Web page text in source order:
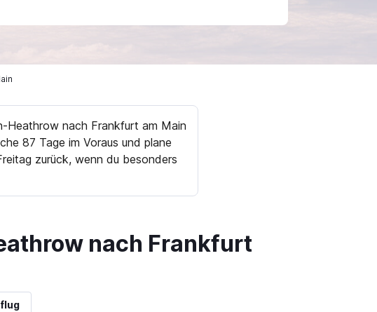
Heathrow nach Frankfurt am Main
87 Tage im Voraus und plane
zurück, wenn du besonders
nach Frankfurt